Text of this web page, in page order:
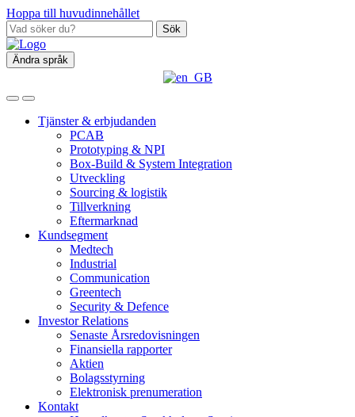
Hoppa till huvudinnehållet
Sök
Ändra språk
Tjänster & erbjudanden
PCAB
Prototyping & NPI
Box‑Build & System Integration
Utveckling
Sourcing & logistik
Tillverkning
Eftermarknad
Kundsegment
Medtech
Industrial
Communication
Greentech
Security & Defence
Investor Relations
Senaste Årsredovisningen
Finansiella rapporter
Aktien
Bolagsstyrning
Elektronisk prenumeration
Kontakt